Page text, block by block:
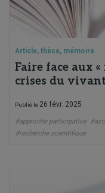
Article, thèse, mémoire
Faire face aux «
crises du vivant
Publié le 26 févr. 2025
#approche participative
#recherche scientifique